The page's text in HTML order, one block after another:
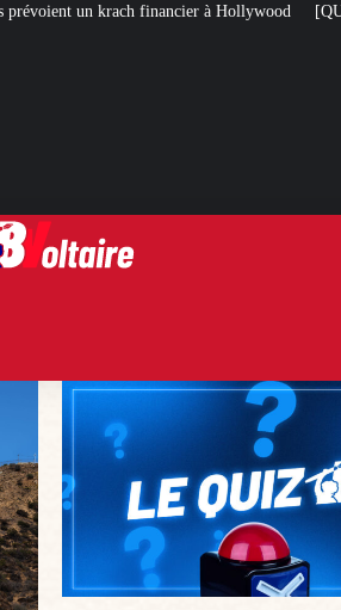
à Hollywood [QUIZ] Citations politiques :